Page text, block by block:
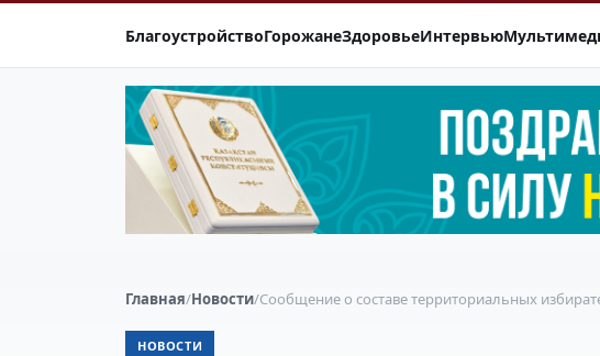
БлагоустройствоГорожанеЗдоровьеИнтервью
Главная/Новости/Сообщение о составе территориальных
НОВОСТИ